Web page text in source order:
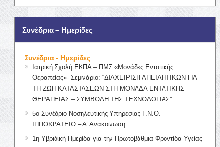
Συνέδρια – Ημερίδες
Συνέδρια - Ημερίδες
Ιατρική Σχολή ΕΚΠΑ – ΠΜΣ «Μονάδες Εντατικής
Θεραπείας»- Σεμινάριο: “ΔΙΑΧΕΙΡΙΣΗ ΑΠΕΙΛΗΤΙΚΩΝ ΓΙΑ
ΤΗ ΖΩΗ ΚΑΤΑΣΤΑΣΕΩΝ ΣΤΗ ΜΟΝΑΔΑ ΕΝΤΑΤΙΚΗΣ
ΘΕΡΑΠΕΙΑΣ – ΣΥΜΒΟΛΗ ΤΗΣ ΤΕΧΝΟΛΟΓΙΑΣ”
5ο Συνέδριο Νοσηλευτικής Υπηρεσίας Γ.Ν.Θ.
ΙΠΠΟΚΡΑΤΕΙΟ – Α’ Ανακοίνωση
1η Υβριδική Ημερίδα για την Πρωτοβάθμια Φροντίδα Υγείας